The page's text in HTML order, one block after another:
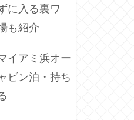
に入る裏ワ
も紹介
イアミ浜オー
ビン泊・持ち